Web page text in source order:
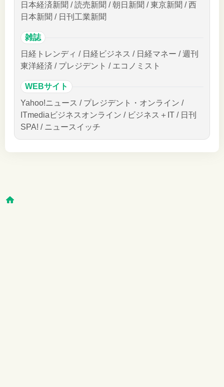
日本経済新聞 / 読売新聞 / 朝日新聞 / 東京新聞 / 西
日本新聞 / 日刊工業新聞
雑誌
日経トレンディ / 日経ビジネス / 日経マネー / 週刊
東洋経済 / プレジデント / エコノミスト
WEBサイト
Yahoo!ニュース / プレジデント・オンライン /
ITmediaビジネスオンライン / ビジネス＋IT / 日刊
SPA! / ニュースイッチ